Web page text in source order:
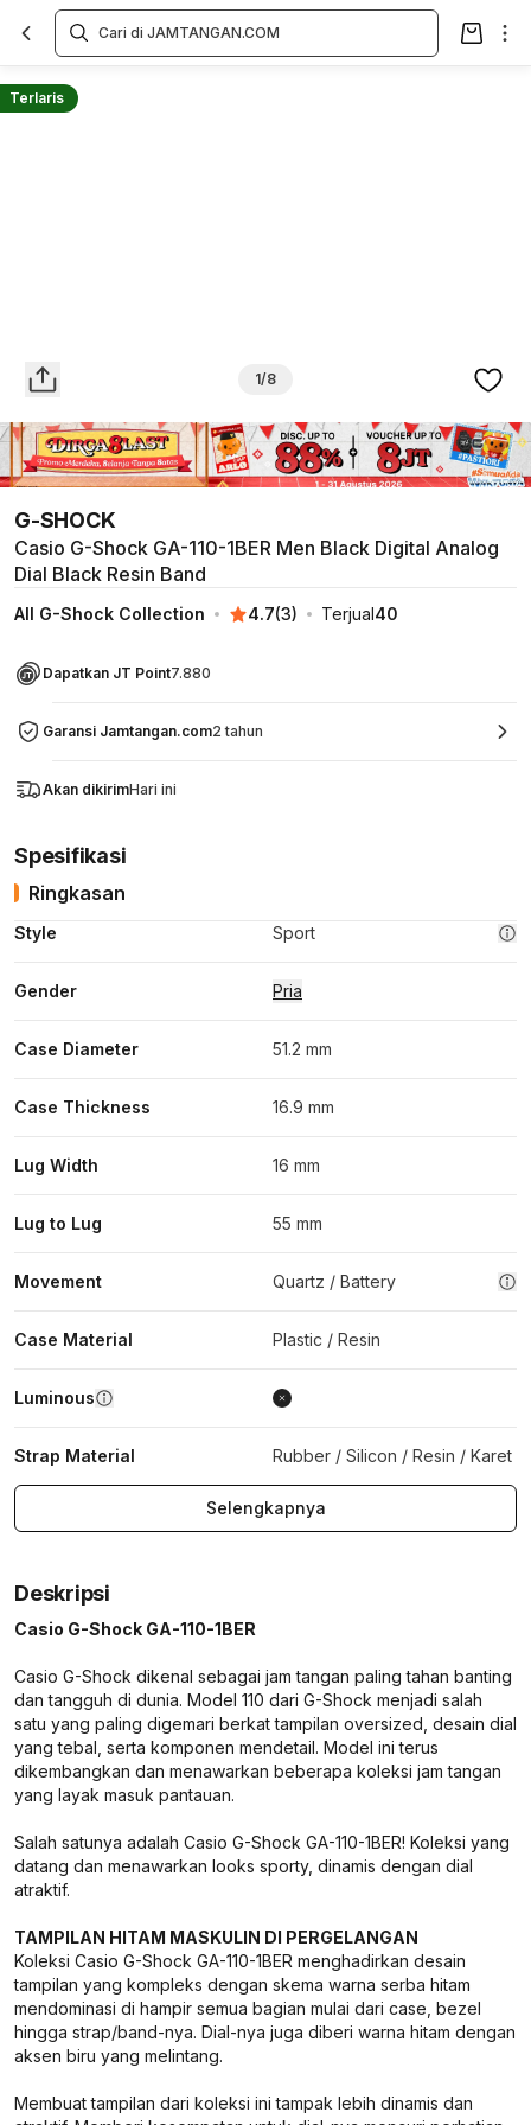
Terlaris
1/8
G-SHOCK
Casio G-Shock GA-110-1BER Men Black Digital Analog
Dial Black Resin Band
All G-Shock Collection 4.7(3) Terjual40
Dapatkan JT Point7.880
Garansi Jamtangan.com2 tahun
Akan dikirimHari ini
Overview
Spesifikasi
Ringkasan
Style Sport
Gender Pria
Case Diameter 51.2 mm
Case Thickness 16.9 mm
Lug Width 16 mm
Lug to Lug 55 mm
Movement Quartz / Battery
Case Material Plastic / Resin
Luminous
Strap Material Rubber / Silicon / Resin / Karet
Selengkapnya
Deskripsi
Casio G-Shock GA-110-1BER
Casio G-Shock dikenal sebagai jam tangan paling tahan banting
dan tangguh di dunia. Model 110 dari G-Shock menjadi salah
satu yang paling digemari berkat tampilan oversized, desain dial
yang tebal, serta komponen mendetail. Model ini terus
dikembangkan dan menawarkan beberapa koleksi jam tangan
yang layak masuk pantauan.
Salah satunya adalah Casio G-Shock GA-110-1BER! Koleksi yang
datang dan menawarkan looks sporty, dinamis dengan dial
atraktif.
TAMPILAN HITAM MASKULIN DI PERGELANGAN
Koleksi Casio G-Shock GA-110-1BER menghadirkan desain
tampilan yang kompleks dengan skema warna serba hitam
mendominasi di hampir semua bagian mulai dari case, bezel
hingga strap/band-nya. Dial-nya juga diberi warna hitam dengan
aksen biru yang melintang.
Membuat tampilan dari koleksi ini tampak lebih dinamis dan